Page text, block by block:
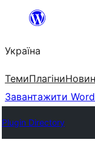
Перейти
вмісту
Україна
ТемиПлагіни
Завантажити
Plugin Directory